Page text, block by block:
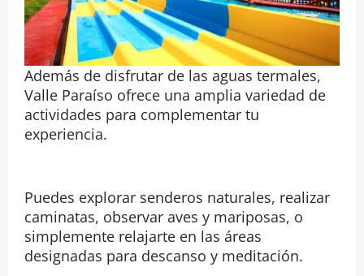
Además de disfrutar de las aguas termales,
Valle Paraíso ofrece una amplia variedad de
actividades para complementar tu
experiencia.
Puedes explorar senderos naturales, realizar
caminatas, observar aves y mariposas, o
simplemente relajarte en las áreas
designadas para descanso y meditación.